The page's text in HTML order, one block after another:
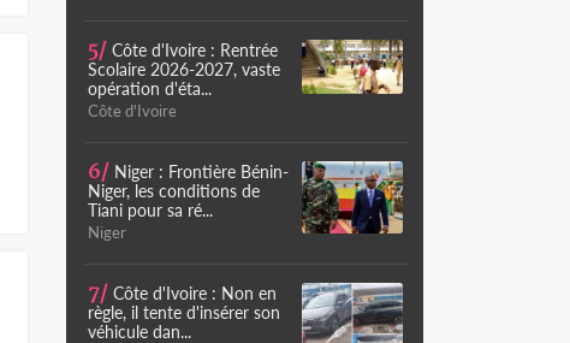
5/ Côte d'Ivoire : Rentrée
Scolaire 2026-2027, vaste
opération d'éta...
Côte d'Ivoire
6/ Niger : Frontière Bénin-
Niger, les conditions de
Tiani pour sa ré...
Niger
7/ Côte d'Ivoire : Non en
règle, il tente d'insérer son
véhicule dan...